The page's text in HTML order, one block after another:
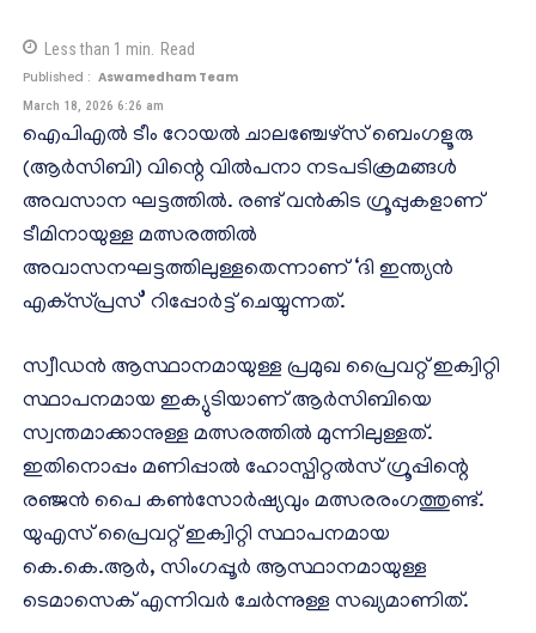
Less than 1 min. Read
Published : Aswamedham Team
March 18, 2026 6:26 am
ഐപിഎല്‍ ടീം റോയല്‍ ചാലഞ്ചേഴ്‌സ് ബെംഗളൂരു
(ആര്‍സിബി) വിന്റെ വില്‍പനാ നടപടിക്രമങ്ങള്‍
അവസാന ഘട്ടത്തില്‍. രണ്ട് വന്‍കിട ഗ്രൂപ്പുകളാണ്
ടീമിനായുള്ള മത്സരത്തില്‍
അവാസനഘട്ടത്തിലുള്ളതെന്നാണ് ‘ദി ഇന്ത്യന്‍
എക്‌സ്പ്രസ്’ റിപ്പോര്‍ട്ട് ചെയ്യുന്നത്.
സ്വീഡന്‍ ആസ്ഥാനമായുള്ള പ്രമുഖ പ്രൈവറ്റ് ഇക്വിറ്റി
സ്ഥാപനമായ ഇക്യുടിയാണ് ആര്‍സിബിയെ
സ്വന്തമാക്കാനുള്ള മത്സരത്തില്‍ മുന്നിലുള്ളത്.
ഇതിനൊപ്പം മണിപ്പാല്‍ ഹോസ്പിറ്റല്‍സ് ഗ്രൂപ്പിന്റെ
രഞ്ജന്‍ പൈ കണ്‍സോര്‍ഷ്യവും മത്സരരംഗത്തുണ്ട്.
യുഎസ് പ്രൈവറ്റ് ഇക്വിറ്റി സ്ഥാപനമായ
കെ.കെ.ആര്‍, സിംഗപ്പൂര്‍ ആസ്ഥാനമായുള്ള
ടെമാസെക് എന്നിവര്‍ ചേര്‍ന്നുള്ള സഖ്യമാണിത്.